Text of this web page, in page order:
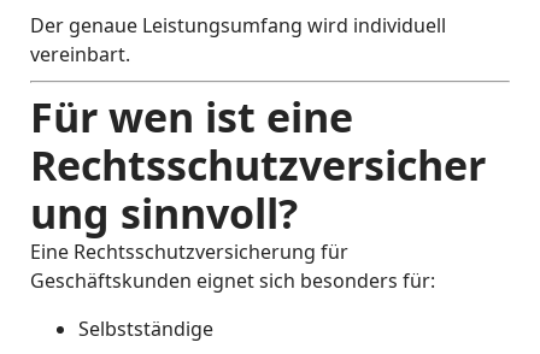
Der genaue Leistungsumfang wird individuell
vereinbart.
Für wen ist eine
Rechtsschutzversicher
ung sinnvoll?
Eine Rechtsschutzversicherung für
Geschäftskunden eignet sich besonders für:
Selbstständige